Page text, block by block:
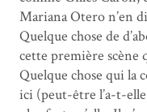
Mariana Otero n’en
Quelque chose de
cette première scène
Quelque chose qui la
ici (peut-être l’a-t-